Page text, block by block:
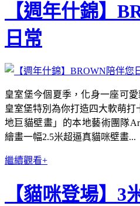
【週年什錦】
日常
皇室堡今個夏季，化身一座可
皇室堡特別為你打造四大軟萌
地巨貓壁畫」的本地藝術團隊
繪畫一幅2.5米超逼真貓咪壁畫...
繼續觀看+
【貓咪登場】3